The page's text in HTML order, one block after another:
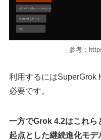
参考：
利用するにはSuperGrok
必要です。
一方でGrok 4.2はこれら
起点とした継続進化モデ